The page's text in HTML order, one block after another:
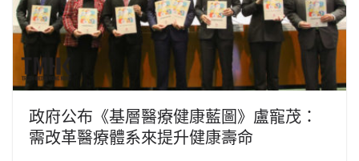
政府公布《基層醫療健康藍圖》盧寵茂：
需改革醫療體系來提升健康壽命